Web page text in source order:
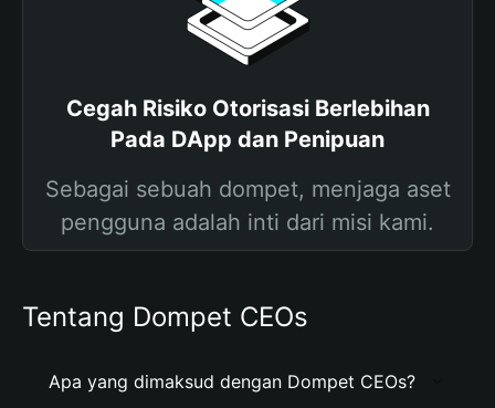
Cegah Risiko Otorisasi Berlebihan
Pada DApp dan Penipuan
Sebagai sebuah dompet, menjaga aset
pengguna adalah inti dari misi kami.
Tentang Dompet CEOs
Apa yang dimaksud dengan Dompet CEOs?